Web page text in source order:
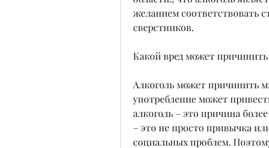
желанием соответствовать
сверстников.
Какой вред может причинить
Алкоголь может причинить
употребление может
алкоголь – это причина
– это не просто привычка
социальных проблем.